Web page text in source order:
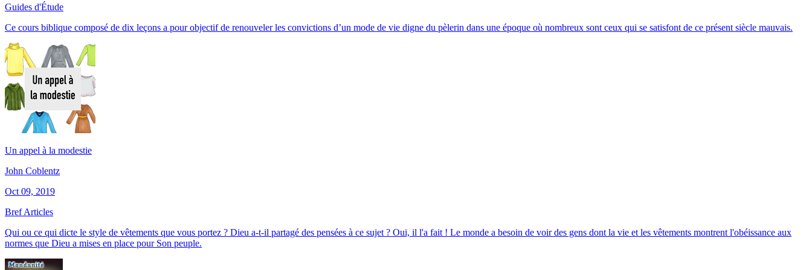
Guides d'Étude
Ce cours biblique composé de dix leçons a pour objectif de renouveler les convictions d’un mode de vie digne du pèlerin dans une époque où nombreux sont ceux qui se satisfont de ce présent siècle mauvais.
Un appel à la modestie
John Coblentz
Oct 09, 2019
Bref Articles
Qui ou ce qui dicte le style de vêtements que vous portez ? Dieu a-t-il partagé des pensées à ce sujet ? Oui, il l'a fait ! Le monde a besoin de voir des gens dont la vie et les vêtements montrent l'obéissance aux
normes que Dieu a mises en place pour Son peuple.